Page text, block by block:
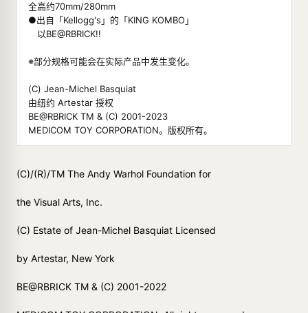
全高约70mm/280mm
●出自「Kellogg's」的「KING KOMBO」
以BE@RBRICK!!
※部分规格可能会在实际产品中发生变化。
(C) Jean-Michel Basquiat
由纽约 Artestar 授权
BE@RBRICK TM & (C) 2001-2023
MEDICOM TOY CORPORATION。版权所有。
(C)/(R)/TM The Andy Warhol Foundation for
the Visual Arts, Inc.
(C) Estate of Jean-Michel Basquiat Licensed
by Artestar, New York
BE@RBRICK TM & (C) 2001-2022